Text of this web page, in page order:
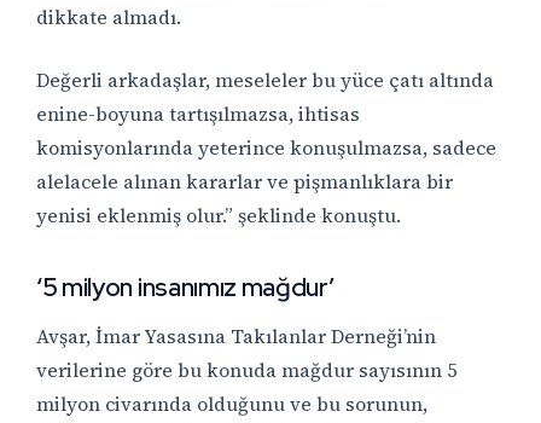
dikkate almadı.
Değerli arkadaşlar, meseleler bu yüce çatı altında
enine-boyuna tartışılmazsa, ihtisas
komisyonlarında yeterince konuşulmazsa, sadece
alelacele alınan kararlar ve pişmanlıklara bir
yenisi eklenmiş olur.” şeklinde konuştu.
‘5 milyon insanımız mağdur’
Avşar, İmar Yasasına Takılanlar Derneği’nin
verilerine göre bu konuda mağdur sayısının 5
milyon civarında olduğunu ve bu sorunun,